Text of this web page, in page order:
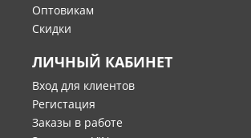
Оптовикам
Скидки
ЛИЧНЫЙ КАБИНЕТ
Вход для клиентов
Регистация
Заказы в работе